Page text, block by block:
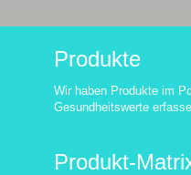
Produkte
Wir haben Produkte im
Gesundheitswerte
Produkt-